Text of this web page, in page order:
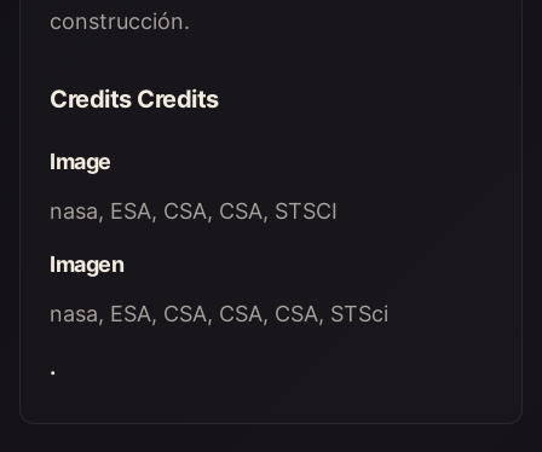
construcción.
Credits Credits
Image
nasa, ESA, CSA, CSA, STSCI
Imagen
nasa, ESA, CSA, CSA, CSA, STSci
.